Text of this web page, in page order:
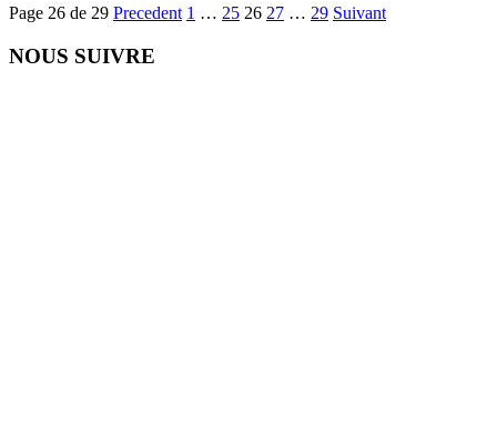
Page 26 de 29 Precedent 1 … 25 26 27 … 29 Suivant
NOUS SUIVRE